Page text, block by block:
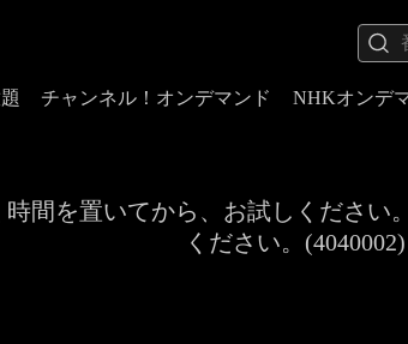
チャンネル！オンデマンド NHKオンデ
間を置いてから、お試しくださ
ください。(4040002)